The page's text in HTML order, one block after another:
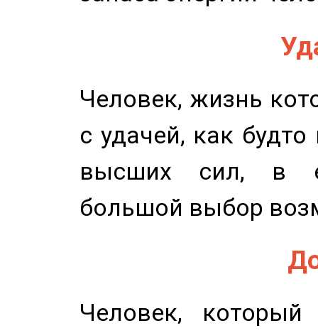
Человек, жизнь
с удачей, как
высших сил, в
большой выбор
Человек,